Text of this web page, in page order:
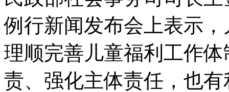
例行新闻发布会上表示
理顺完善儿童福利工作
责、强化主体责任，也